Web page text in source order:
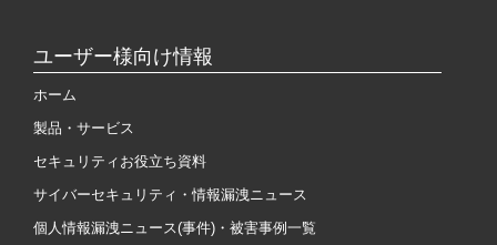
ユーザー様向け情報
ホーム
製品・サービス
セキュリティお役立ち資料
サイバーセキュリティ・情報漏洩ニュース
個人情報漏洩ニュース(事件)・被害事例一覧